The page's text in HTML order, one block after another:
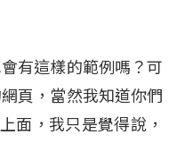
有這樣的範例嗎？可
頁，當然我知道你們
面，我只是覺得說，